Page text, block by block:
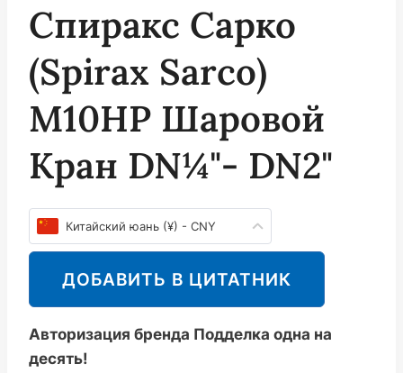
Спиракс Сарко
(Spirax Sarco)
M10HP Шаровой
Кран DN¼"- DN2"
Китайский юань (¥) - CNY
ДОБАВИТЬ В ЦИТАТНИК
Авторизация бренда Подделка одна на
десять!